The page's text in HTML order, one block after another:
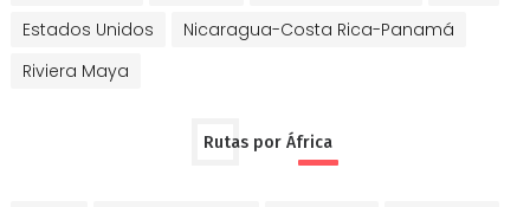
Estados Unidos
Nicaragua-Costa Rica-Panamá
Riviera Maya
Rutas por África